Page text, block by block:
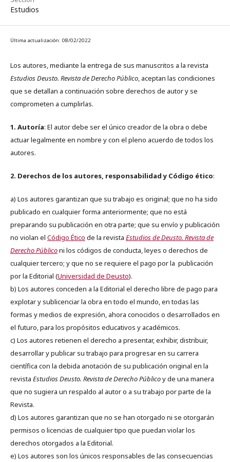
Estudios
Última actualización: 08/02/2022
Los autores, mediante la entrega de sus manuscritos a la revista
Estudios Deusto. Revista de Derecho Público, aceptan las condiciones
que se detallan a continuación sobre derechos de autor y se
comprometen a cumplirlas.
1. Autoría: El autor debe ser el único creador de la obra o debe
actuar legalmente en nombre y con el pleno acuerdo de todos los
autores.
2. Derechos de los autores, responsabilidad y Código ético:
a) Los autores garantizan que su trabajo es original; que no ha sido
publicado en cualquier forma anteriormente; que no está
preparando su publicación en otra parte; que su envío y publicación
no violan el Código Ético de la revista Estudios de Deusto. Revista de
Derecho Públiconi los códigos de conducta, leyes o derechos de
cualquier tercero; y que no se requiere el pago por la publicación
por la Editorial (Universidad de Deusto).
b) Los autores conceden a la Editorial el derecho libre de pago para
explotar y sublicenciar la obra en todo el mundo, en todas las
formas y medios de expresión, ahora conocidos o desarrollados en
el futuro, para los propósitos educativos y académicos.
c) Los autores retienen el derecho a presentar, exhibir, distribuir,
desarrollar y publicar su trabajo para progresar en su carrera
científica con la debida anotación de su publicación original en la
revista Estudios Deusto. Revista de Derecho Públicoy de una manera
que no sugiera un respaldo al autor o a su trabajo por parte de la
Revista.
d) Los autores garantizan que no se han otorgado ni se otorgarán
permisos o licencias de cualquier tipo que puedan violar los
derechos otorgados a la Editorial.
e) Los autores son los únicos responsables de las consecuencias